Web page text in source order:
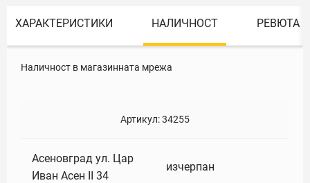
ХАРАКТЕРИСТИКИ НАЛИЧНОСТ РЕВЮТА
Наличност в магазинната мрежа
Артикул:34255
Асеновград ул. Цар
Иван Асен II 34
изчерпан